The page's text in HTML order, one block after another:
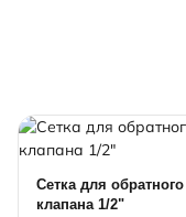
Сетка для обратного
клапана 1/2"